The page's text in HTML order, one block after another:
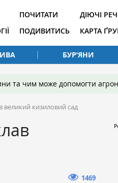
ПОЧИТАТИ
ПОДИВИТИСЬ
ДІЮЧІ
КАРТА
БУР’ЯНИ
та чим може допомогти
великий кизиловий сад
1469